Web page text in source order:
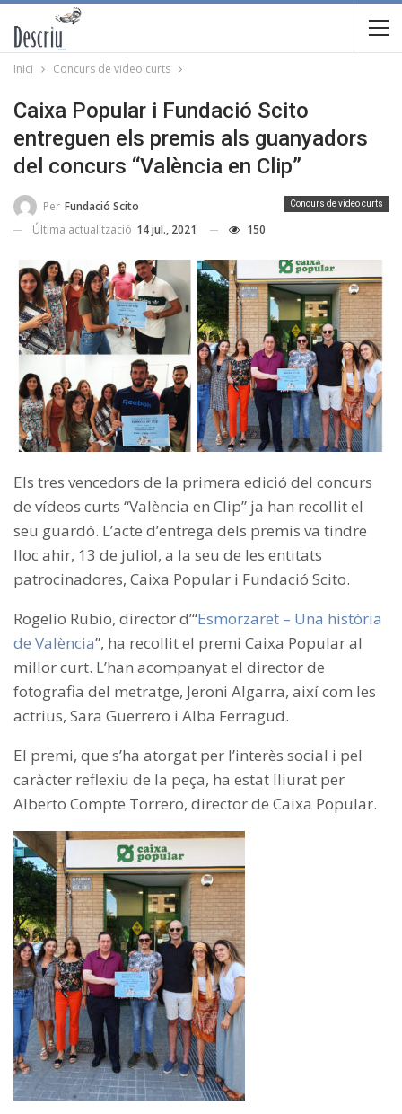
Inici Concurs de video curts
Caixa Popular i Fundació Scito
entreguen els premis als guanyadors
del concurs “València en Clip”
Concurs de video curts
Per Fundació Scito
Última actualització 14 jul., 2021 150
Els tres vencedors de la primera edició del concurs
de vídeos curts “València en Clip” ja han recollit el
seu guardó. L’acte d’entrega dels premis va tindre
lloc ahir, 13 de juliol, a la seu de les entitats
patrocinadores, Caixa Popular i Fundació Scito.
Rogelio Rubio, director d’“Esmorzaret – Una història
de València”, ha recollit el premi Caixa Popular al
millor curt. L’han acompanyat el director de
fotografia del metratge, Jeroni Algarra, així com les
actrius, Sara Guerrero i Alba Ferragud.
El premi, que s’ha atorgat per l’interès social i pel
caràcter reflexiu de la peça, ha estat lliurat per
Alberto Compte Torrero, director de Caixa Popular.